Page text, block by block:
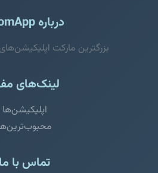
درباره JoomApp
بزرگترین مارکت اپلیکیشن‌های
لینک‌های
اپلیکیشن‌ها
تماس با ما